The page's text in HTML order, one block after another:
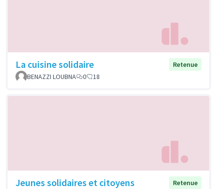
La cuisine solidaire
Retenue
BENAZZI LOUBNA
0 18
Jeunes solidaires et citoyens
Retenue